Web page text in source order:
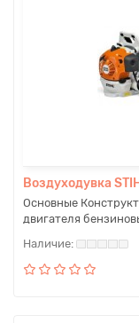
Воздуходувка
Основные
двигателя